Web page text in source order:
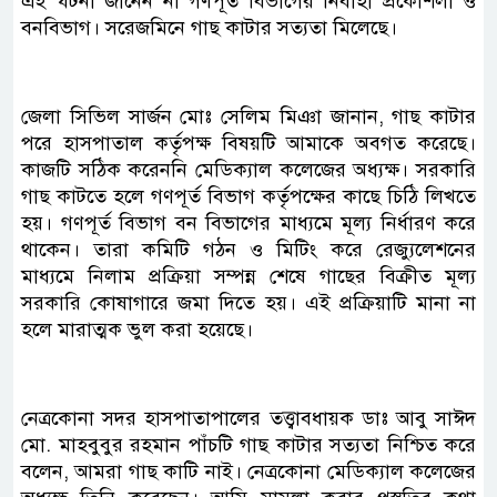
বনবিভাগ। সরেজমিনে গাছ কাটার সত্যতা মিলেছে।
জেলা সিভিল সার্জন মোঃ সেলিম মিঞা জানান, গাছ কাটার
পরে হাসপাতাল কর্তৃপক্ষ বিষয়টি আমাকে অবগত করেছে।
কাজটি সঠিক করেননি মেডিক্যাল কলেজের অধ্যক্ষ। সরকারি
গাছ কাটতে হলে গণপূর্ত বিভাগ কর্তৃপক্ষের কাছে চিঠি লিখতে
হয়। গণপূর্ত বিভাগ বন বিভাগের মাধ্যমে মূল্য নির্ধারণ করে
থাকেন। তারা কমিটি গঠন ও মিটিং করে রেজ্যুলেশনের
মাধ্যমে নিলাম প্রক্রিয়া সম্পন্ন শেষে গাছের বিক্রীত মূল্য
সরকারি কোষাগারে জমা দিতে হয়। এই প্রক্রিয়াটি মানা না
হলে মারাত্মক ভুল করা হয়েছে।
নেত্রকোনা সদর হাসপাতাপালের তত্ত্বাবধায়ক ডাঃ আবু সাঈদ
মো. মাহবুবুর রহমান পাঁচটি গাছ কাটার সত্যতা নিশ্চিত করে
বলেন, আমরা গাছ কাটি নাই। নেত্রকোনা মেডিক্যাল কলেজের